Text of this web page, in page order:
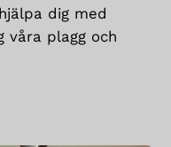
dig med
våra plagg och